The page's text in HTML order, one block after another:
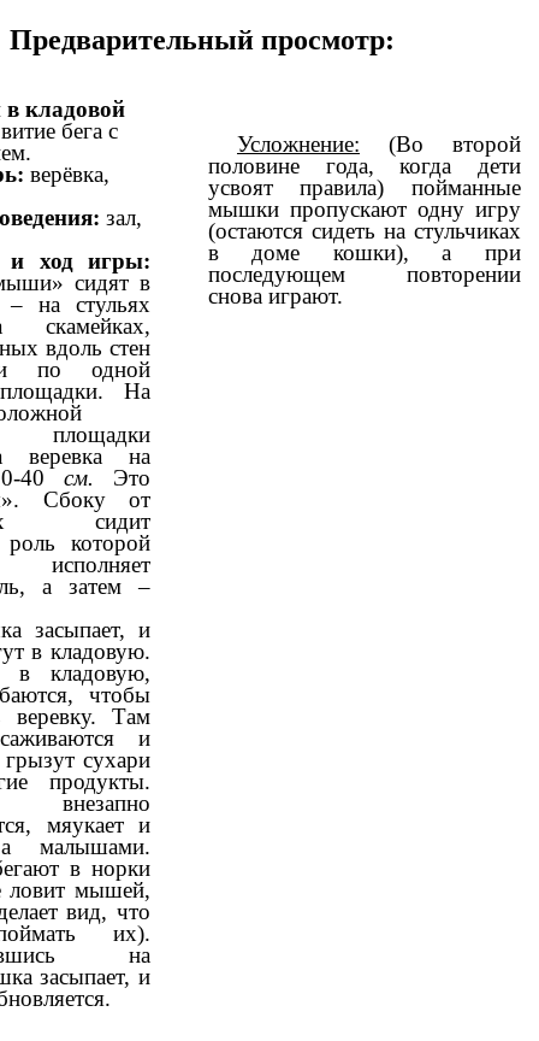
Предварительный просмотр:
кладовой
бега с
верёвка,
зал,
и ход игры:
сидят в
– на стульях
вдоль стен
по одной
На
площадки
веревка на
40см. Это
Сбоку от
сидит
которой
исполняет
а затем –
и
в кладовую.
в кладовую,
чтобы
веревку. Там
и
сухари
продукты.
мяукает и
малышами.
в норки
ловит мышей,
вид, что
их).
на
засыпает, и
Усложнение: (Во второй
половине года, когда дети
усвоят правила) пойманные
мышки пропускают одну игру
(остаются сидеть на стульчиках
в доме кошки), а при
последующем повторении
снова играют.